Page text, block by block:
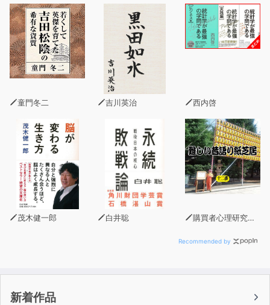
「その女のひとに私は逢いたいのです。逢って、私は言い
たいのです。 一種のにくしみを含めて言いたいので
す…」
※ 本オーディオ商品は、無断で複製・転載・公衆配信でき
る状態にすることは法律により禁じられております。
制作・著作パンローリング株式会社
童門冬二 吉川英治 西内啓
茂木健一郎 白井聡 購買者心理研究所 株式会社モデンナ 顧問 青木幹和
Recommended by
新着作品